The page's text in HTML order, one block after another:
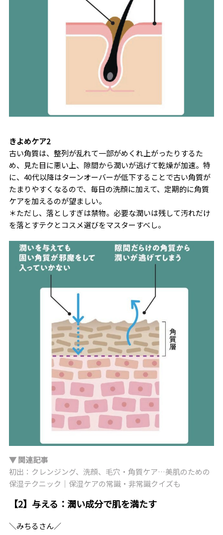
きよめケア2
古い角質は、整列が乱れて一部がめくれ上がったりするた
め、見た目に悪い上、隙間から潤いが逃げて乾燥が加速。特
に、40代以降はターンオーバーが低下することで古い角質が
たまりやすくなるので、毎日の洗顔に加えて、定期的に角質
ケアを加えるのが望ましい。
＊ただし、落としすぎは禁物。必要な潤いは残して汚れだけ
を落とすテクとコスメ選びをマスターすべし。
▼ 関連記事
初出：クレンジング、洗顔、毛穴・角質ケア…美肌のための
保湿テクニック｜保湿ケアの常識・非常識クイズも
【2】与える：潤い成分で肌を満たす
＼みちるさん／